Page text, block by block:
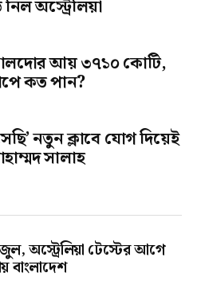
অস্ট্রেলিয়া
আয় ৩৭১০ কোটি,
কত পান?
নতুন ক্লাবে যোগ দিয়েই
সালাহ
অস্ট্রেলিয়া টেস্টের আগে
বাংলাদেশ